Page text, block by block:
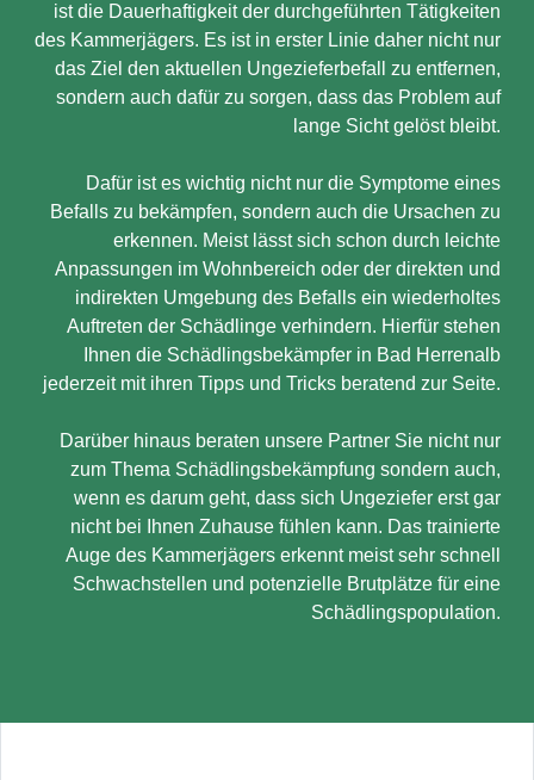
ist die Dauerhaftigkeit der durchgeführten Tätigkeiten
des Kammerjägers. Es ist in erster Linie daher nicht nur
das Ziel den aktuellen Ungezieferbefall zu entfernen,
sondern auch dafür zu sorgen, dass das Problem auf
lange Sicht gelöst bleibt.
Dafür ist es wichtig nicht nur die Symptome eines
Befalls zu bekämpfen, sondern auch die Ursachen zu
erkennen. Meist lässt sich schon durch leichte
Anpassungen im Wohnbereich oder der direkten und
indirekten Umgebung des Befalls ein wiederholtes
Auftreten der Schädlinge verhindern. Hierfür stehen
Ihnen die Schädlingsbekämpfer in Bad Herrenalb
jederzeit mit ihren Tipps und Tricks beratend zur Seite.
Darüber hinaus beraten unsere Partner Sie nicht nur
zum Thema Schädlingsbekämpfung sondern auch,
wenn es darum geht, dass sich Ungeziefer erst gar
nicht bei Ihnen Zuhause fühlen kann. Das trainierte
Auge des Kammerjägers erkennt meist sehr schnell
Schwachstellen und potenzielle Brutplätze für eine
Schädlingspopulation.